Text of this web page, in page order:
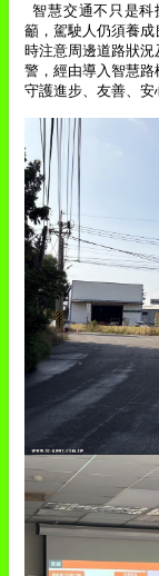
智慧交通不只是
籲，駕駛人仍須養
時注意周邊道路狀
警，經由導入智慧
守護進步、友善、安